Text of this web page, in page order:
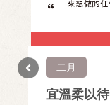
二月
宜溫柔以待